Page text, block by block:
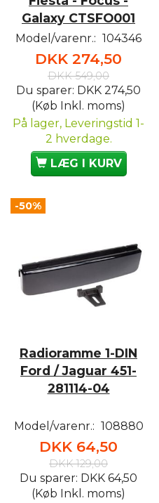
Galaxy CTSFO001
Model/varenr.: 104346
DKK 274,50
DKK 549,00
Du sparer: DKK 274,50
(Køb Inkl. moms)
På lager, Leveringstid 1-
2 hverdage.
LÆG I KURV
-50%
Radioramme 1-DIN
Ford / Jaguar 451-
281114-04
Model/varenr.: 108880
DKK 64,50
DKK 129,00
Du sparer: DKK 64,50
(Køb Inkl. moms)